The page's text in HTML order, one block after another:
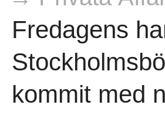
Fredagens
kommit med